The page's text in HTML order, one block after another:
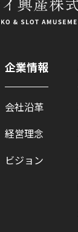
企業情報
会社沿革
経営理念
ビジョン